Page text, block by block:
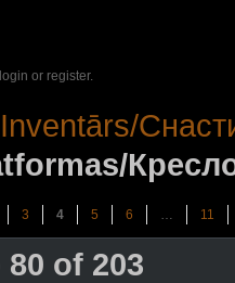
or register.
Inventārs/
3 4 5 6 … 11
of 203